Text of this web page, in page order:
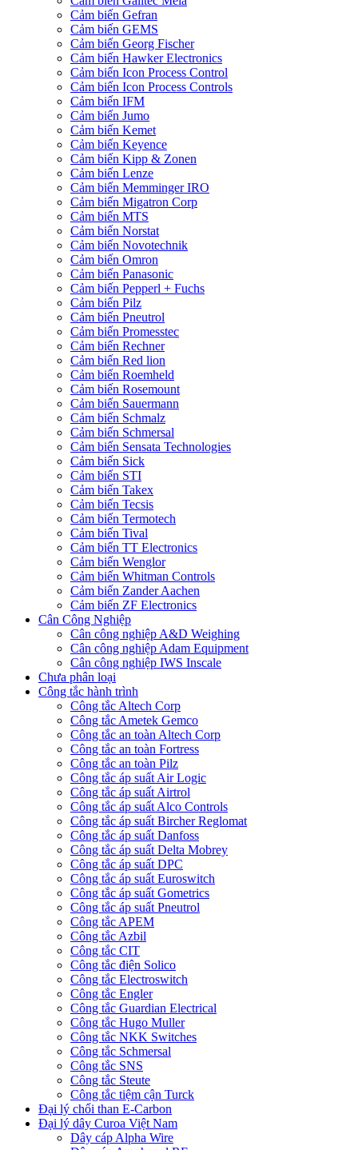
Cảm biến Gefran
Cảm biến GEMS
Cảm biến Georg Fischer
Cảm biến Hawker Electronics
Cảm biến Icon Process Control
Cảm biến Icon Process Controls
Cảm biến IFM
Cảm biến Jumo
Cảm biến Kemet
Cảm biến Keyence
Cảm biến Kipp & Zonen
Cảm biến Lenze
Cảm biến Memminger IRO
Cảm biến Migatron Corp
Cảm biến MTS
Cảm biến Norstat
Cảm biến Novotechnik
Cảm biến Omron
Cảm biến Panasonic
Cảm biến Pepperl + Fuchs
Cảm biến Pilz
Cảm biến Pneutrol
Cảm biến Promesstec
Cảm biến Rechner
Cảm biến Red lion
Cảm biến Roemheld
Cảm biến Rosemount
Cảm biến Sauermann
Cảm biến Schmalz
Cảm biến Schmersal
Cảm biến Sensata Technologies
Cảm biến Sick
Cảm biến STI
Cảm biến Takex
Cảm biến Tecsis
Cảm biến Termotech
Cảm biến Tival
Cảm biến TT Electronics
Cảm biến Wenglor
Cảm biến Whitman Controls
Cảm biến Zander Aachen
Cảm biến ZF Electronics
Cân Công Nghiệp
Cân công nghiệp A&D Weighing
Cân công nghiệp Adam Equipment
Cân công nghiệp IWS Inscale
Chưa phân loại
Công tắc hành trình
Công tắc Altech Corp
Công tắc Ametek Gemco
Công tắc an toàn Altech Corp
Công tắc an toàn Fortress
Công tắc an toàn Pilz
Công tắc áp suất Air Logic
Công tắc áp suất Airtrol
Công tắc áp suất Alco Controls
Công tắc áp suất Bircher Reglomat
Công tắc áp suất Danfoss
Công tắc áp suất Delta Mobrey
Công tắc áp suất DPC
Công tắc áp suất Euroswitch
Công tắc áp suất Gometrics
Công tắc áp suất Pneutrol
Công tắc APEM
Công tắc Azbil
Công tắc CIT
Công tắc điện Solico
Công tắc Electroswitch
Công tắc Engler
Công tắc Guardian Electrical
Công tắc Hugo Muller
Công tắc NKK Switches
Công tắc Schmersal
Công tắc SNS
Công tắc Steute
Công tắc tiệm cận Turck
Đại lý chổi than E-Carbon
Đại lý dây Curoa Việt Nam
Dây cáp Alpha Wire